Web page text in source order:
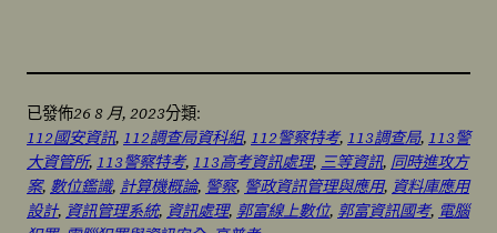
已發佈26 8 月, 2023分類:
112國安資訊, 112調查局資科組, 112警察特考, 113調查局, 113警
大資管所, 113警察特考, 113高考資訊處理, 三等資訊, 同時進攻方
案, 數位鑑識, 計算機概論, 警察, 警政資訊管理與應用, 資料庫應用
設計, 資訊管理系統, 資訊處理, 郭富線上數位, 郭富資訊國考, 電腦